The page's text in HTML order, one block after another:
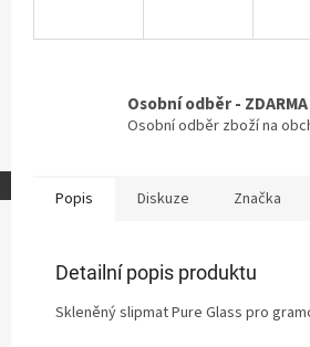
Osobní odběr - ZDARMA
Osobní odběr zboží na
Popis Diskuze Značka
Detailní popis produktu
Skleněný slipmat Pure Glass pro